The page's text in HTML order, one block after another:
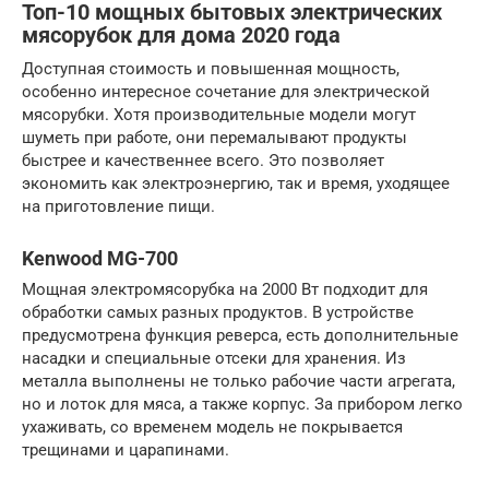
Топ-10 мощных бытовых электрических
мясорубок для дома 2020 года
Доступная стоимость и повышенная мощность,
особенно интересное сочетание для электрической
мясорубки. Хотя производительные модели могут
шуметь при работе, они перемалывают продукты
быстрее и качественнее всего. Это позволяет
экономить как электроэнергию, так и время, уходящее
на приготовление пищи.
Kenwood MG-700
Мощная электромясорубка на 2000 Вт подходит для
обработки самых разных продуктов. В устройстве
предусмотрена функция реверса, есть дополнительные
насадки и специальные отсеки для хранения. Из
металла выполнены не только рабочие части агрегата,
но и лоток для мяса, а также корпус. За прибором легко
ухаживать, со временем модель не покрывается
трещинами и царапинами.